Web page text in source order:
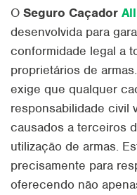
O Seguro Caçador
desenvolvida para
conformidade legal a
proprietários de
exige que qualquer
responsabilidade civil
causados a terceiros
utilização de armas.
precisamente para
oferecendo não